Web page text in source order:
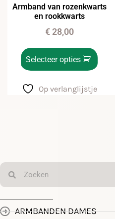
Armband van rozenkwarts
en rookkwarts
€28,00
Selecteer opties
Op verlanglijstje
ARMBANDEN DAMES